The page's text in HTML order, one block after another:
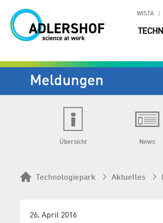
WISTA
Meldungen
Übersicht News
Technologiepark Aktuelles
26. April 2016